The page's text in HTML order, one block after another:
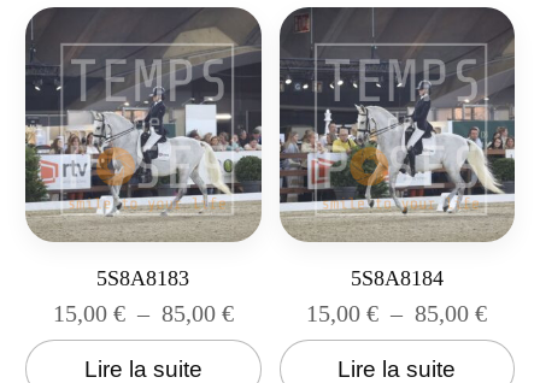
5S8A8183
15,00 € – 85,00 €
Lire la suite
5S8A8184
15,00€ – 85,00€
Lire la suite